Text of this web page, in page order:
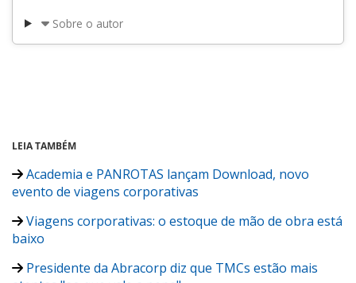
Sobre o autor
LEIA TAMBÉM
Academia e PANROTAS lançam Download, novo
evento de viagens corporativas
Viagens corporativas: o estoque de mão de obra está
baixo
Presidente da Abracorp diz que TMCs estão mais